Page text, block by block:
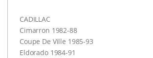
CADILLAC
Cimarron 1982-88
Coupe De Ville 1985-93
Eldorado 1984-91